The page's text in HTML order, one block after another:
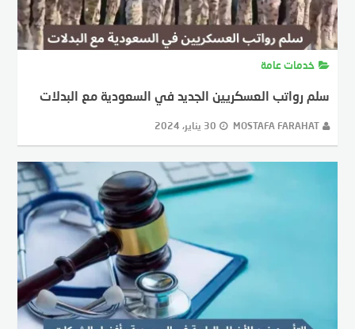
خدمات عامة
سلم رواتب العسكريين الجديد في السعودية مع البدلات
MOSTAFA FARAHAT 30 يناير، 2024